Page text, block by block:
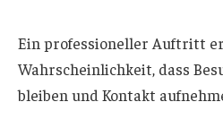
Ein professioneller Auftritt
Wahrscheinlichkeit, dass
bleiben und Kontakt